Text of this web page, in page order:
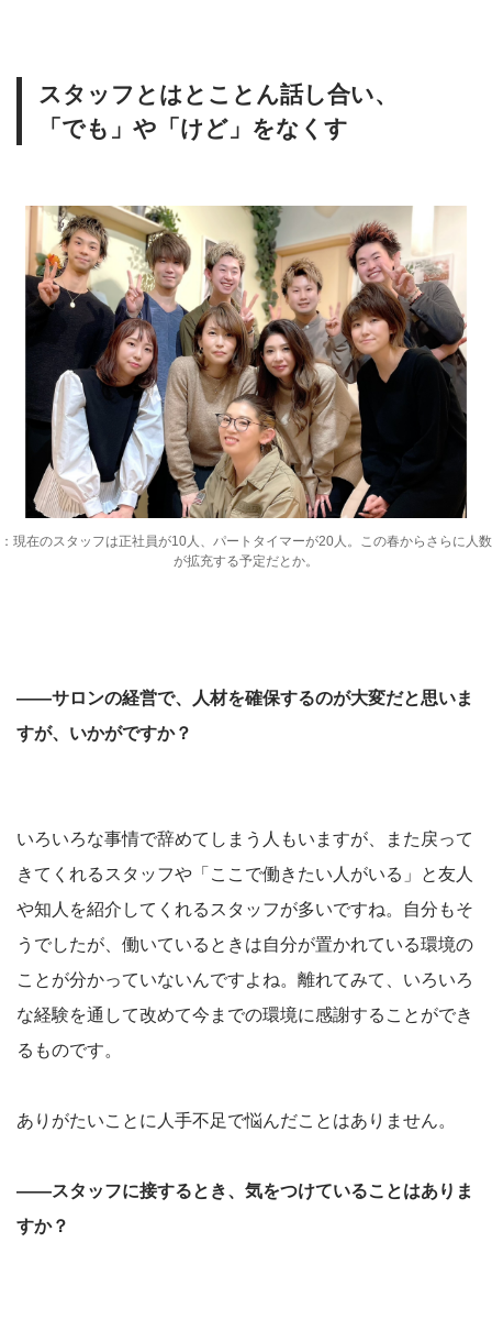
スタッフとはとことん話し合い、
「でも」や「けど」をなくす
：現在のスタッフは正社員が10人、パートタイマーが20人。この春からさらに人数
が拡充する予定だとか。
――サロンの経営で、人材を確保するのが大変だと思いま
すが、いかがですか？
いろいろな事情で辞めてしまう人もいますが、また戻って
きてくれるスタッフや「ここで働きたい人がいる」と友人
や知人を紹介してくれるスタッフが多いですね。自分もそ
うでしたが、働いているときは自分が置かれている環境の
ことが分かっていないんですよね。離れてみて、いろいろ
な経験を通して改めて今までの環境に感謝することができ
るものです。
ありがたいことに人手不足で悩んだことはありません。
――スタッフに接するとき、気をつけていることはありま
すか？